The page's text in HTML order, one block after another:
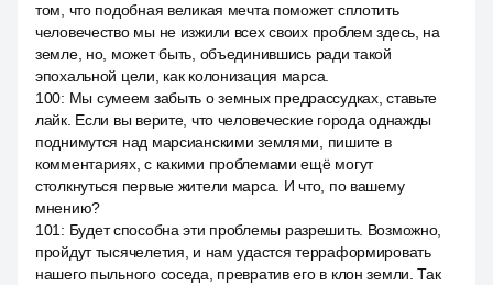
том, что подобная великая мечта поможет сплотить
человечество мы не изжили всех своих проблем здесь, на
земле, но, может быть, объединившись ради такой
эпохальной цели, как колонизация марса.
100: Мы сумеем забыть о земных предрассудках, ставьте
лайк. Если вы верите, что человеческие города однажды
поднимутся над марсианскими землями, пишите в
комментариях, с какими проблемами ещё могут
столкнуться первые жители марса. И что, по вашему
мнению?
101 : Будет способна эти проблемы разрешить. Возможно,
пройдут тысячелетия, и нам удастся терраформировать
нашего пыльного соседа, превратив его в клон земли. Так